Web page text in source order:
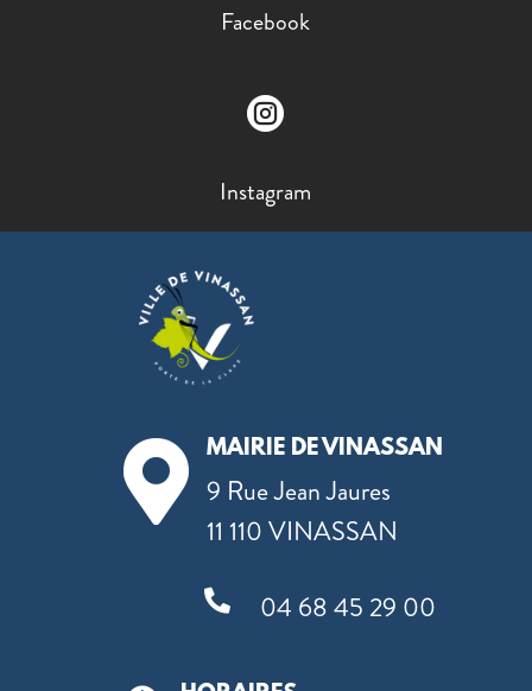
Facebook

Instagram
 MAIRIE DE VINASSAN
9 Rue Jean Jaures
11 110 VINASSAN
 04 68 45 29 00